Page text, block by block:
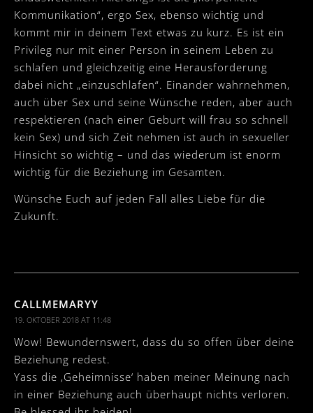
Kommunikation“, ergo Sex, ebenso wichtig und
kommt mir in deinem Text etwas zu kurz. Es ist ein
Privileg nur mit einer Person in seinem Leben zu
schlafen und gleichzeitig eine Herausforderung
dabei nicht „einzuschlafen“. Einander wahrnehmen,
auch über Sex und seine Wünsche reden, aber auch
respektieren (nach einer Geburt will frau so schnell
kein Sex) und sich Zeit nehmen ist auch in sexueller
Hinsicht so wichtig – und das wiederum ist enorm
wichtig für die Beziehung im Gesamten.
Wünsche Euch auf jeden Fall alles Liebe für die
Zukunft.
CALLMEMARYY
19. OKTOBER 2018 AT 11:48
Wow! Bewundernswert, dass du so offen über deine
Beziehung redest.
Yass die ‚Geheimnisse‘ haben meiner Meinung nach
in einer Beziehung auch überhaupt nichts verloren.